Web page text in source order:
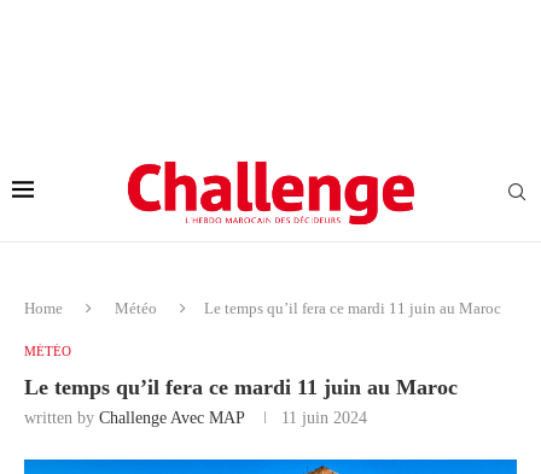
Home Météo Le temps qu’il fera ce mardi 11 juin au Maroc
MÉTÉO
Le temps qu’il fera ce mardi 11 juin au Maroc
written by Challenge Avec MAP 11 juin 2024